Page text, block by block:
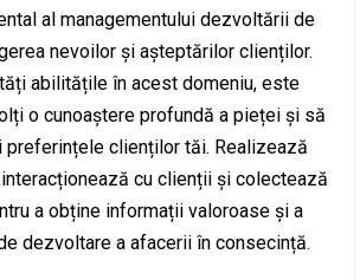
al managementului dezvoltării de
nevoilor și așteptărilor clienților.
abilitățile în acest domeniu, este
o cunoaștere profundă a pieței și să
clienților tăi. Realizează
cu clienții și colectează
a obține informații valoroase și a
dezvoltare a afacerii în consecință.